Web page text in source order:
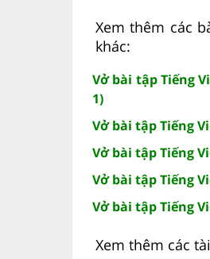
Xem thêm các
khác:
Vở bài tập Tiếng
1)
Vở bài tập Tiếng
Vở bài tập Tiếng
Vở bài tập Tiếng
Vở bài tập Tiếng
Xem thêm các